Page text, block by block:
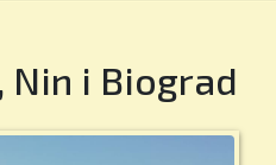
Nin i Biograd